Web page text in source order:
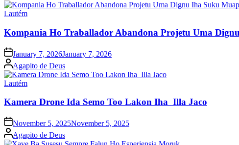
Posted
Lautém
Kompania Ho Traballador Abandona Projetu Uma
Posted
on
January 7, 2026January 7, 2026
Posted
by
Agapito de Deus
Posted
Lautém
Kamera Drone Ida Semo Too Lakon Iha Illa Jaco
Posted
on
November 5, 2025November 5, 2025
Posted
by
Agapito de Deus